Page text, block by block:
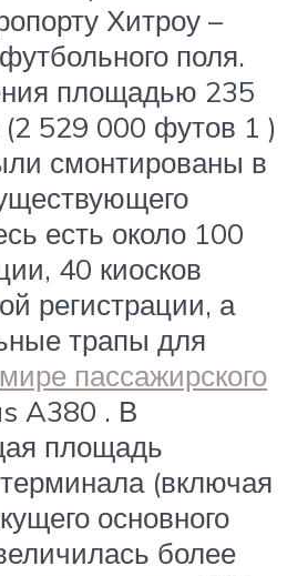
Хитроу –
поля.
площадью 235
529 000 футов 1 )
смонтированы в
есть около 100
40 киосков
регистрации, а
трапы для
мире пассажирского
A380 . В
площадь
(включая
основного
более